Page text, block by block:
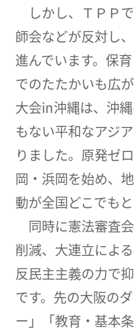
しかし、ＴＰＰ
師会などが反対し
進んでいます。保
でのたたかいも広
大会in沖縄は、沖
もない平和なアジ
りました。原発ゼ
岡・浜岡を始め、
動が全国どこでも
同時に憲法審査
削減、大連立によ
反民主主義の力で
です。先の大阪の
ー」「教育・基本